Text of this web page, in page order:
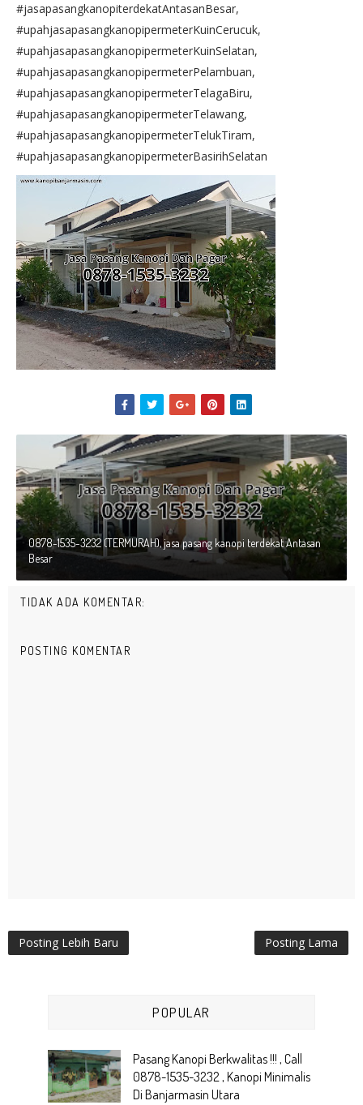
#jasapasangkanopiterdekatAntasanBesar,
#upahjasapasangkanopipermeterKuinCerucuk,
#upahjasapasangkanopipermeterKuinSelatan,
#upahjasapasangkanopipermeterPelambuan,
#upahjasapasangkanopipermeterTelagaBiru,
#upahjasapasangkanopipermeterTelawang,
#upahjasapasangkanopipermeterTelukTiram,
#upahjasapasangkanopipermeterBasirihSelatan
0878-1535-3232 (TERMURAH), jasa pasang kanopi terdekat Antasan
Besar
TIDAK ADA KOMENTAR:
POSTING KOMENTAR
Posting Lebih Baru Posting Lama
POPULAR
Pasang Kanopi Berkwalitas !!! , Call
0878-1535-3232 , Kanopi Minimalis
Di Banjarmasin Utara